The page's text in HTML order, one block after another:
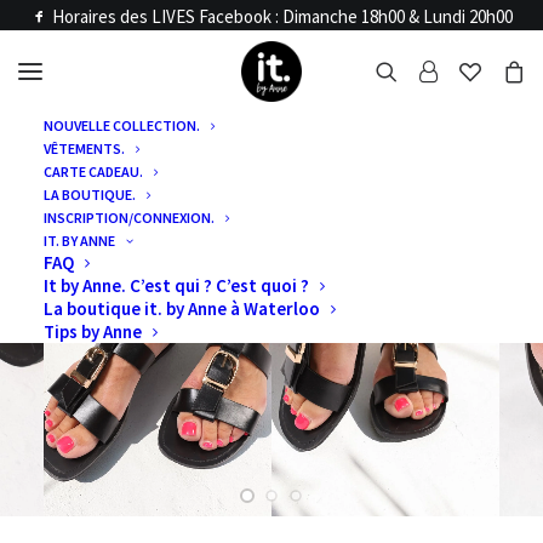
Horaires des LIVES Facebook : Dimanche 18h00 & Lundi 20h00
NOUVELLE COLLECTION.
VÊTEMENTS.
CARTE CADEAU.
LA BOUTIQUE.
INSCRIPTION/CONNEXION.
IT. BY ANNE
FAQ
It by Anne. C’est qui ? C’est quoi ?
La boutique it. by Anne à Waterloo
Tips by Anne